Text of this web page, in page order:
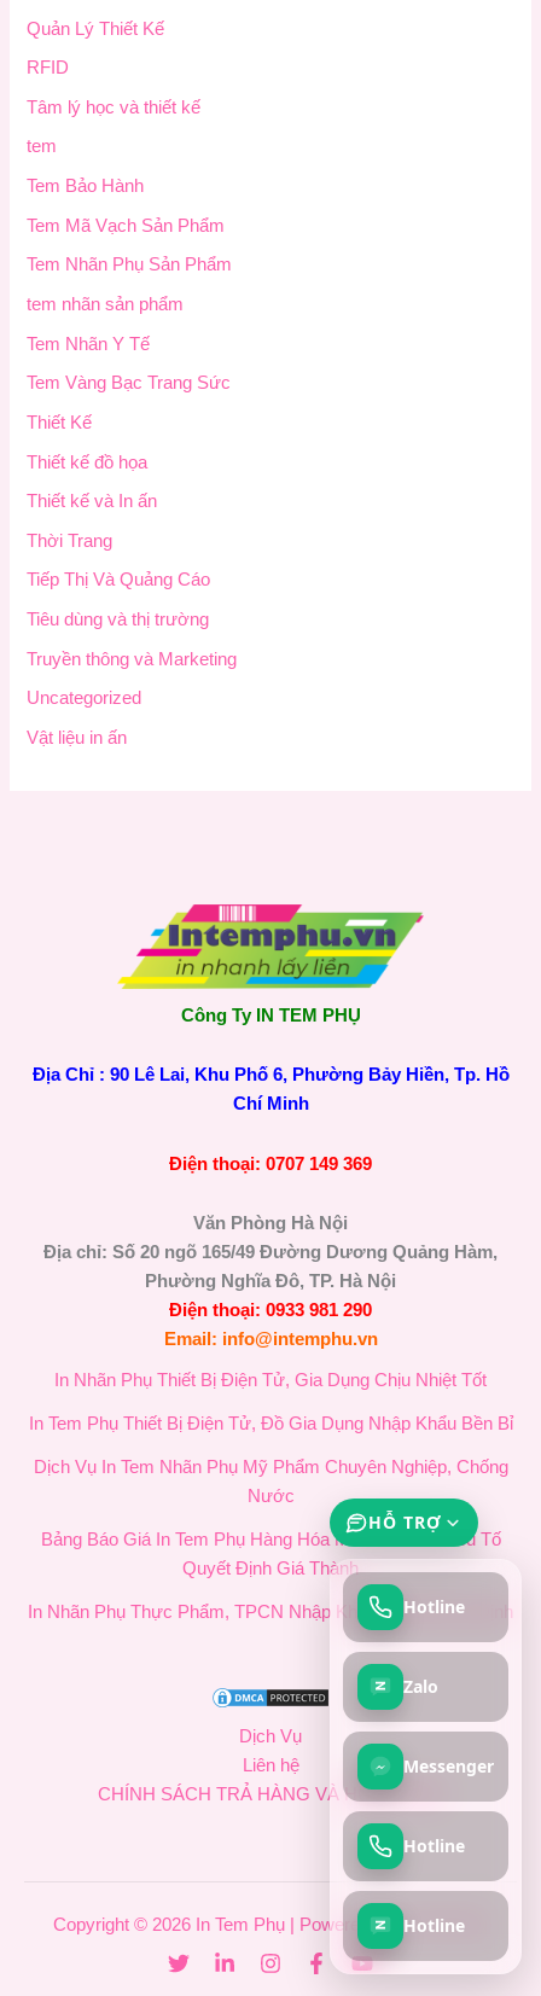
Quản Lý Thiết Kế
RFID
Tâm lý học và thiết kế
tem
Tem Bảo Hành
Tem Mã Vạch Sản Phẩm
Tem Nhãn Phụ Sản Phẩm
tem nhãn sản phẩm
Tem Nhãn Y Tế
Tem Vàng Bạc Trang Sức
Thiết Kế
Thiết kế đồ họa
Thiết kế và In ấn
Thời Trang
Tiếp Thị Và Quảng Cáo
Tiêu dùng và thị trường
Truyền thông và Marketing
Uncategorized
Vật liệu in ấn
Công Ty IN TEM PHỤ
Địa Chỉ : 90 Lê Lai, Khu Phố 6, Phường Bảy Hiền, Tp. Hồ
Chí Minh
Điện thoại: 0707 149 369
Văn Phòng Hà Nội
Địa chỉ: Số 20 ngõ 165/49 Đường Dương Quảng Hàm,
Phường Nghĩa Đô, TP. Hà Nội
Điện thoại: 0933 981 290
Email: info@intemphu.vn
In Nhãn Phụ Thiết Bị Điện Tử, Gia Dụng Chịu Nhiệt Tốt
In Tem Phụ Thiết Bị Điện Tử, Đồ Gia Dụng Nhập Khẩu Bền Bỉ
Dịch Vụ In Tem Nhãn Phụ Mỹ Phẩm Chuyên Nghiệp, Chống
Nước
Bảng Báo Giá In Tem Phụ Hàng Hóa Mới Nhất & 4 Yếu Tố
Quyết Định Giá Thành
In Nhãn Phụ Thực Phẩm, TPCN Nhập Khẩu Chuẩn Quy Định
Dịch Vụ
Liên hệ
CHÍNH SÁCH TRẢ HÀNG VÀ HOÀN TIỀN
Copyright © 2026 In Tem Phụ | Powered by In Tem Phụ
HỖ TRỢ
Hotline
Zalo
Messenger
Hotline
Hotline